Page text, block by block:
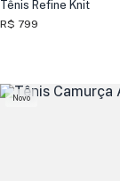
Tênis Refine Knit
R$ 799
Novo